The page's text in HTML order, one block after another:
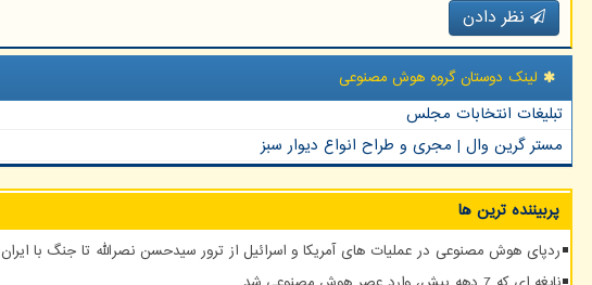
نظر دادن
لینک دوستان گروه هوش مصنوعی
تبلیغات انتخابات مجلس
مستر گرین وال | مجری و طراح انواع دیوار سبز
پربیننده ترین ها
ردپای هوش مصنوعی در عملیات های آمریکا و اسرائیل از ترور سیدحسن نصرالله تا جنگ با ایران